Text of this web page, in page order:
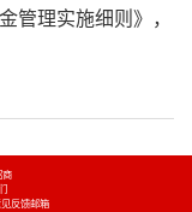
管理实施细则》，
商
反馈邮箱